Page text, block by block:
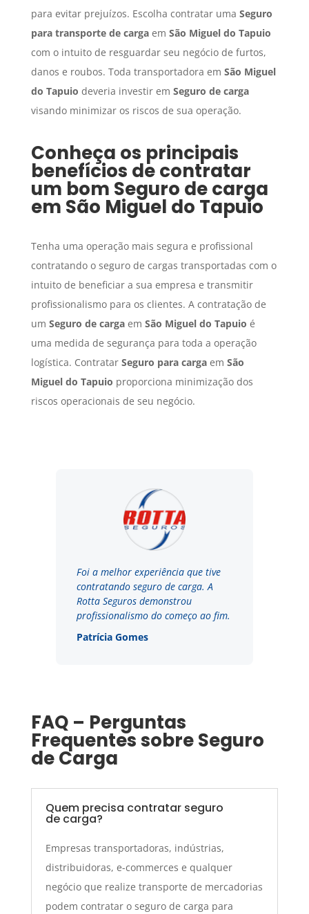
para evitar prejuízos. Escolha contratar uma Seguro
para transporte de cargaem São Miguel do Tapuio
com o intuito de resguardar seu negócio de furtos,
danos e roubos. Toda transportadora em São Miguel
do Tapuio deveria investir em Seguro de carga
visando minimizar os riscos de sua operação.
Conheça os principais
benefícios de contratar
um bom Seguro de carga
em São Miguel do Tapuio
Tenha uma operação mais segura e profissional
contratando o seguro de cargas transportadas com o
intuito de beneficiar a sua empresa e transmitir
profissionalismo para os clientes. A contratação de
um Seguro de cargaem São Miguel do Tapuio é
uma medida de segurança para toda a operação
logística. Contratar Seguro para cargaem São
Miguel do Tapuio proporciona minimização dos
riscos operacionais de seu negócio.
Foi a melhor experiência que tive
contratando seguro de carga. A
Rotta Seguros demonstrou
profissionalismo do começo ao fim.
Patrícia Gomes
FAQ – Perguntas
Frequentes sobre Seguro
de Carga
Quem precisa contratar seguro
de carga?
Empresas transportadoras, indústrias,
distribuidoras, e-commerces e qualquer
negócio que realize transporte de mercadorias
podem contratar o seguro de carga para